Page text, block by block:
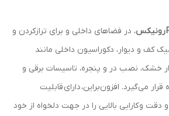
رونیکس، در فضاهای داخلی و برای ترازکردن و
کف و دیوار، دکوراسیون داخلی مانند
خشک، نصب در و پنجره، تاسیسات برقی و
می‌گیرد. افزون‌براین، دارای قابلیت
دقت و کارایی بالایی را در جهت دلخواه از خود